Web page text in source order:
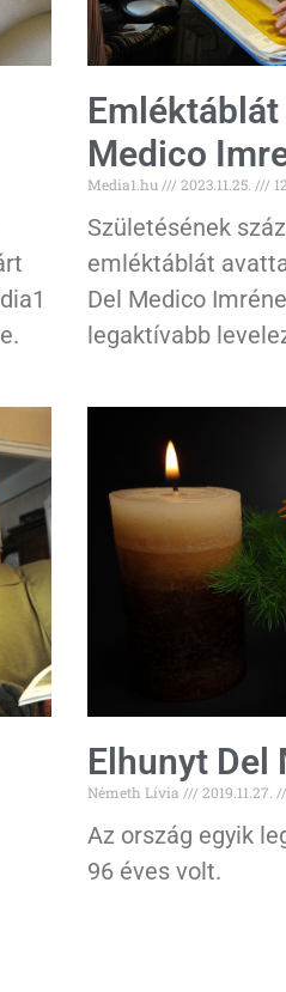
Emléktáblát
Medico
Media1.hu 2023.11.25.
Születésének
emléktáblát
Del Medico
legaktívabb
Elhunyt Del
Németh Lívia 2019.11.27.
Az ország egyik
96 éves volt.